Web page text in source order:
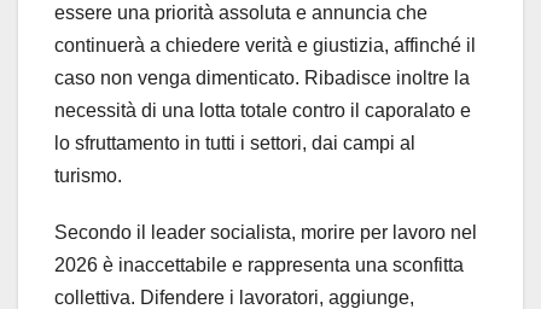
essere una priorità assoluta e annuncia che
continuerà a chiedere verità e giustizia, affinché il
caso non venga dimenticato. Ribadisce inoltre la
necessità di una lotta totale contro il caporalato e
lo sfruttamento in tutti i settori, dai campi al
turismo.
Secondo il leader socialista, morire per lavoro nel
2026 è inaccettabile e rappresenta una sconfitta
collettiva. Difendere i lavoratori, aggiunge,